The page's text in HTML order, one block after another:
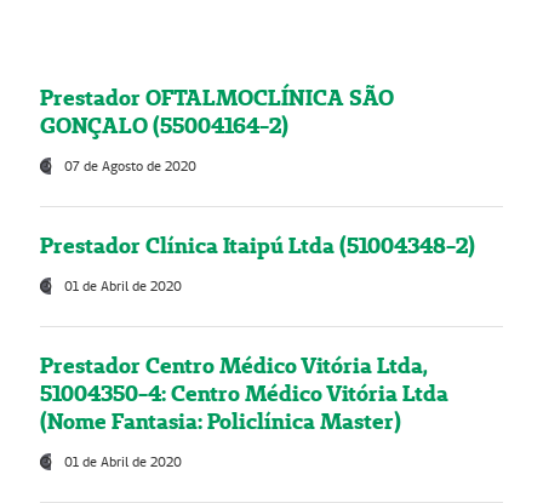
Prestador OFTALMOCLÍNICA SÃO
GONÇALO (55004164-2)
07 de Agosto de 2020
Prestador Clínica Itaipú Ltda (51004348-2)
01 de Abril de 2020
Prestador Centro Médico Vitória Ltda,
51004350-4: Centro Médico Vitória Ltda
(Nome Fantasia: Policlínica Master)
01 de Abril de 2020